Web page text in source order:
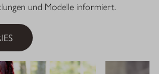
und Modelle informiert.